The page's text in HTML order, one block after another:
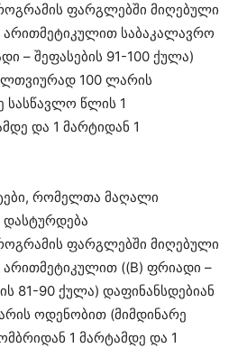
ფარგლებში მიღებული
არითმეტიკულით საბაკალავრო
– შეფასების 91-100 ქულა)
100 ლარის
სასწავლო წლის 1
და 1 მარტიდან 1
რომელთა მაღალი
დასტურდება
ფარგლებში მიღებული
არითმეტიკულით ((B) ფრიადი –
81-90 ქულა) დაფინანსდებიან
ოდენობით (მიმდინარე
1 მარტამდე და 1